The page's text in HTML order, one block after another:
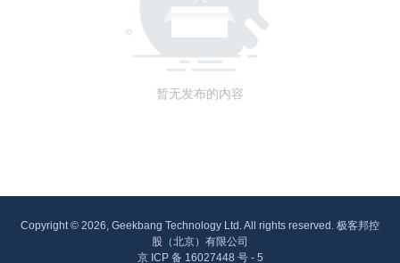
暂无发布的内容
Copyright © 2026, Geekbang Technology Ltd. All rights reserved. 极客邦控
股（北京）有限公司
京 ICP 备 16027448 号 - 5